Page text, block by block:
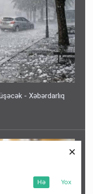
Yox
Hə
×
- Xəbərdarlıq